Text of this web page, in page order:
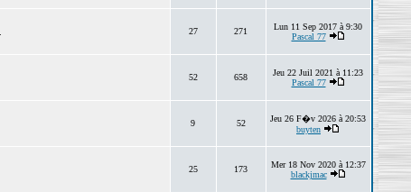
27 271
Lun 11 Sep 2017 à 9:30
Pascal 77
52 658
Jeu 22 Juil 2021 à 11:23
Pascal 77
9 52
Jeu 26 F�v 2026 à 20:53
buyten
25 173
Mer 18 Nov 2020 à 12:37
blackjmac